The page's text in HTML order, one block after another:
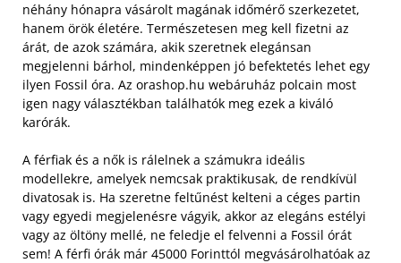
néhány hónapra vásárolt magának időmérő szerkezetet,
hanem örök életére. Természetesen meg kell fizetni az
árát, de azok számára, akik szeretnek elegánsan
megjelenni bárhol, mindenképpen jó befektetés lehet egy
ilyen Fossil óra. Az orashop.hu webáruház polcain most
igen nagy választékban találhatók meg ezek a kiváló
karórák.
A férfiak és a nők is rálelnek a számukra ideális
modellekre, amelyek nemcsak praktikusak, de rendkívül
divatosak is. Ha szeretne feltűnést kelteni a céges partin
vagy egyedi megjelenésre vágyik, akkor az elegáns estélyi
vagy az öltöny mellé, ne feledje el felvenni a Fossil órát
sem! A férfi órák már 45000 Forinttól megvásárolhatóak az